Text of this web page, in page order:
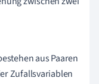
aus Paaren
Zufallsvariablen